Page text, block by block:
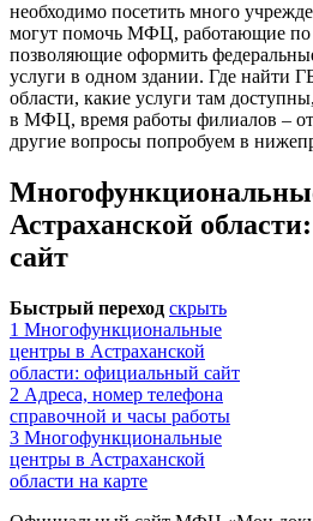
необходимо посетить много
могут помочь МФЦ, работающие по
позволяющие оформить
услуги в одном здании. Где найти
области, какие услуги там
в МФЦ, время работы филиалов –
другие вопросы попробуем в
Астраханской
сайт
Быстрый переход скрыть
1 Многофункциональные
центры в Астраханской
области: официальный сайт
2 Адреса, номер телефона
справочной и часы работы
3 Многофункциональные
центры в Астраханской
области на карте